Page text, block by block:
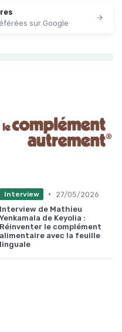
sur Google
Interview •
27/05/2026
Interview de Mathieu
Yenkamala de Keyolia :
Réinventer le complément
alimentaire avec la feuille
linguale